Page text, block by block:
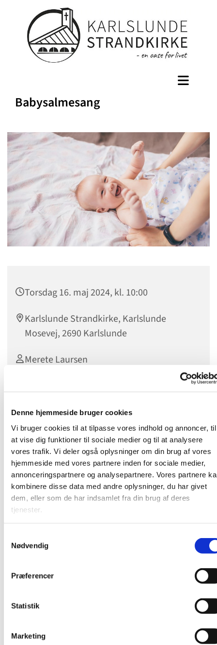
Denne hjemmeside bruger cookies
Vi bruger cookies til at tilpasse vores indhold og annoncer, til
at vise dig funktioner til sociale medier og til at analysere
vores trafik. Vi deler også oplysninger om din brug af vores
hjemmeside med vores partnere inden for sociale medier,
annonceringspartnere og analysepartnere. Vores partnere
kombinere disse data med andre oplysninger, du har givet
dem, eller som de har indsamlet fra din brug af deres
tjenester.
Nødvendig
Præferencer
Statistik
Marketing
Babysalmesang
Torsdag 16. maj 2024, kl. 10:00
Karlslunde Strandkirke, Karlslunde
Mosevej, 2690 Karlslunde
Merete Laursen
Babysalmesang for max 10 babyer med mor eller far. Pris
kr. 250 for alle 7 gange. Tilmelding
HER